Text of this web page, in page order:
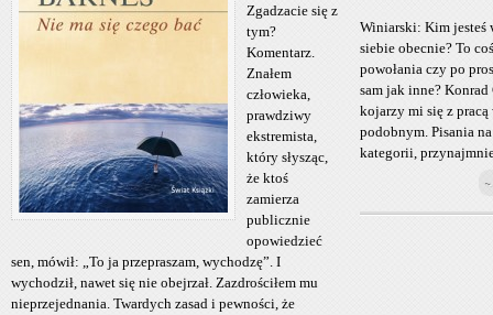
Zgadzacie się z
tym?
Komentarz.
Znałem
człowieka,
prawdziwy
ekstremista,
który słysząc,
że ktoś
zamierza
publicznie
opowiedzieć
sen, mówił: „To ja przepraszam, wychodzę”. I
wychodził, nawet się nie obejrzał. Zazdrościłem mu
nieprzejednania. Twardych zasad i pewności, że
Winiarski: Kim jesteś
siebie obecnie? To
powołania czy po
sam jak inne?
kojarzy mi się z
podobnym. Pisania
kategorii,